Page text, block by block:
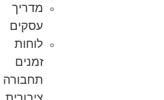
מדריך
עסקים
לוחות
זמנים
תחבורה